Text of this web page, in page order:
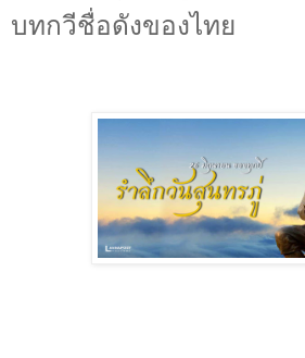
บทกวีชื่อดังของไทย